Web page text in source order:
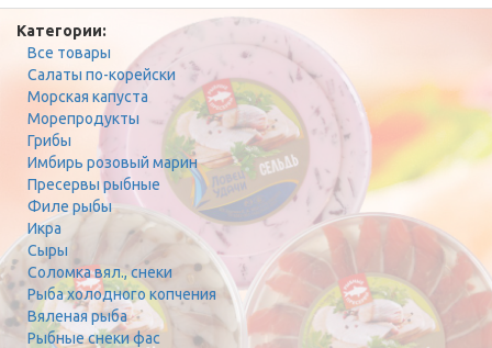
Категории:
Все товары
Салаты по-корейски
Морская капуста
Морепродукты
Грибы
Имбирь розовый марин
Пресервы рыбные
Филе рыбы
Икра
Сыры
Соломка вял., снеки
Рыба холодного копчения
Вяленая рыба
Рыбные снеки фас